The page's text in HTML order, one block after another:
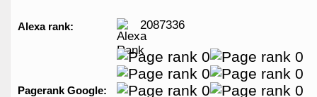
Alexa rank: 2087336
Pagerank Google: